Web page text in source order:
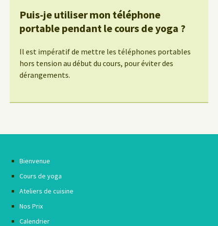
Puis-je utiliser mon téléphone
portable pendant le cours de yoga ?
Il est impératif de mettre les téléphones portables
hors tension au début du cours, pour éviter des
dérangements.
Bienvenue
Cours de yoga
Ateliers de cuisine
Nos Prix
Calendrier